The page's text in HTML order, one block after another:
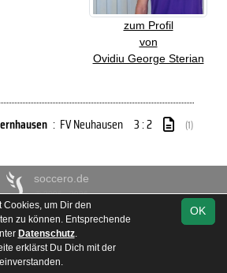
zum Profil
von
Ovidiu George Sterian
: FV Neuhausen 3 : 2 (1)
soccero.de
© 2006 - 2026
Kontakt Impressum
Geburtstage
Datenschutz
OK
Cookies, um Dir den
zu können. Entsprechende
Datenschutz.
erklärst Du Dich mit der